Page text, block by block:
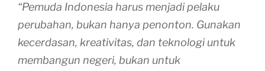
“Pemuda Indonesia harus menjadi pelaku
perubahan, bukan hanya penonton. Gunakan
kecerdasan, kreativitas, dan teknologi untuk
membangun negeri, bukan untuk